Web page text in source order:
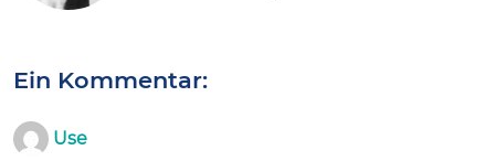
Ein Kommentar:
Use